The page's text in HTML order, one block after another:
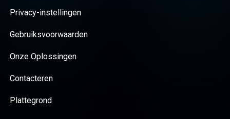
Privacy-instellingen
Gebruiksvoorwaarden
Onze Oplossingen
Contacteren
Plattegrond